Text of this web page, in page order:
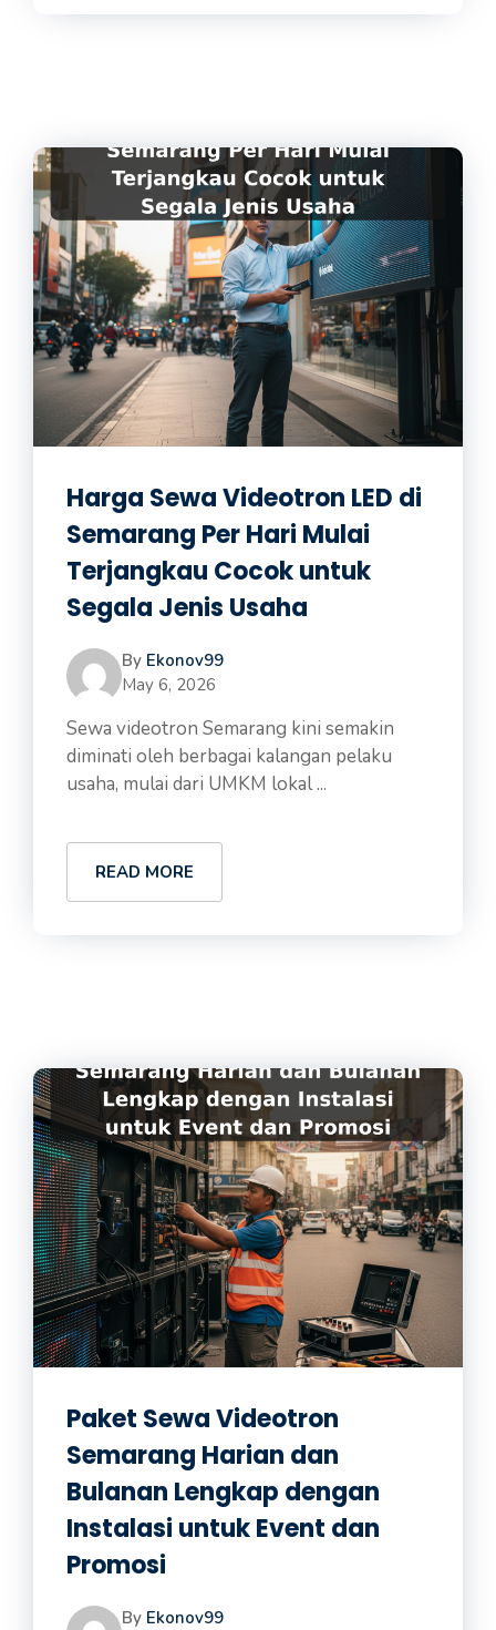
Harga Sewa Videotron LED di
Semarang Per Hari Mulai
Terjangkau Cocok untuk
Segala Jenis Usaha
By Ekonov99
May 6, 2026
Sewa videotron Semarang kini semakin
diminati oleh berbagai kalangan pelaku
usaha, mulai dari UMKM lokal ...
READ MORE
Paket Sewa Videotron
Semarang Harian dan
Bulanan Lengkap dengan
Instalasi untuk Event dan
Promosi
By Ekonov99